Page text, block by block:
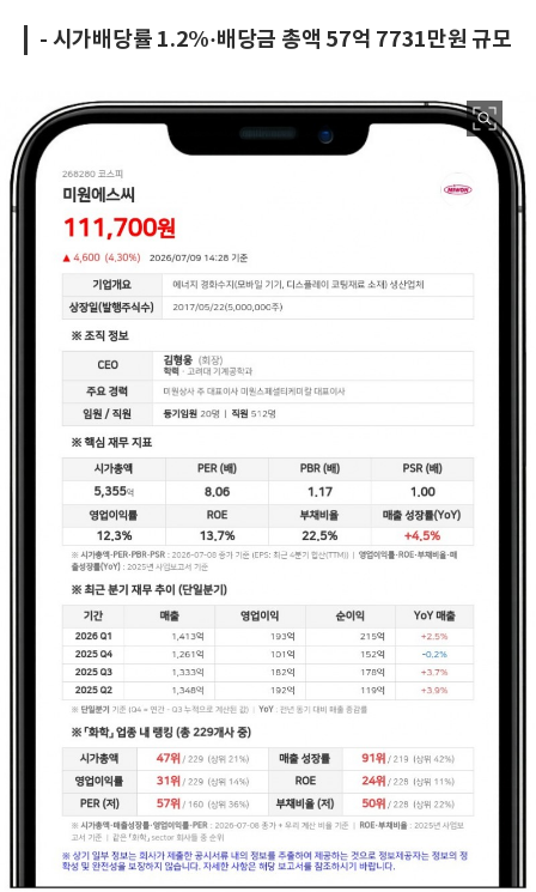
- 시가배당률 1.2%·배당금 총액 57억 7731만원 규모